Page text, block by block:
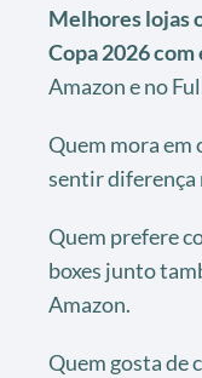
Melhores lojas
Copa 2026
Amazon e no
Quem mora em
sentir diferença
Quem prefere
boxes junto
Amazon.
Quem gosta de